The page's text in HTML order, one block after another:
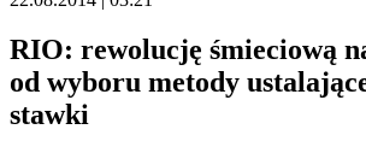
RIO: rewolucję śmieciową
od wyboru metody
stawki